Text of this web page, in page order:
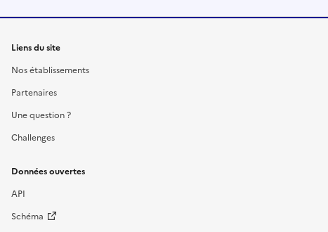
Liens du site
Nos établissements
Partenaires
Une question ?
Challenges
Données ouvertes
API
Schéma